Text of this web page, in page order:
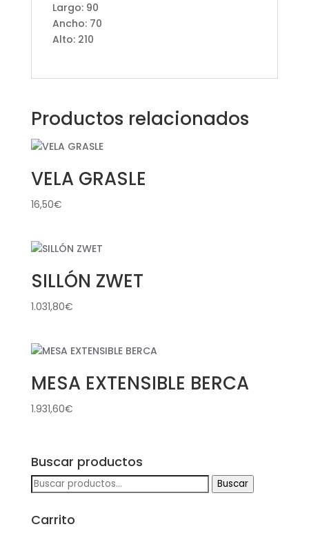
Largo: 90
Ancho: 70
Alto: 210
Productos relacionados
VELA GRASLE
16,50€
SILLÓN ZWET
1.031,80€
MESA EXTENSIBLE BERCA
1.931,60€
Buscar productos
Buscar
por:
Buscar
Carrito